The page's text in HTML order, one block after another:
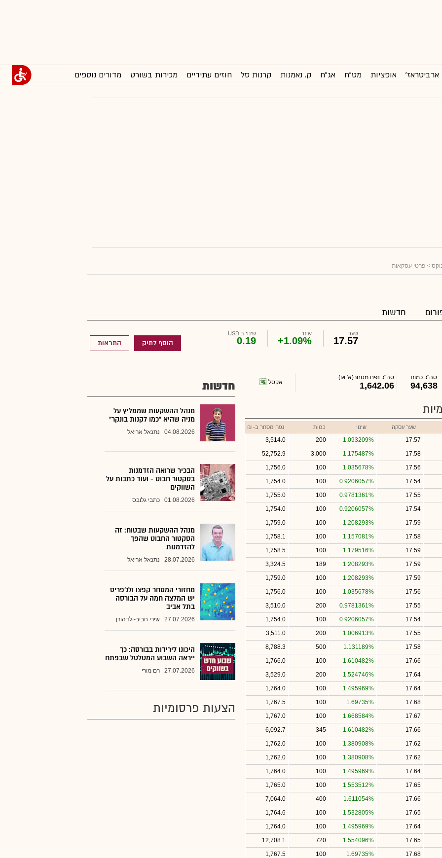
ארביטראז' אופציות מט"ח אג"ח ק. נאמנות קרנות סל חוזים עתידיים מכירות בשורט מדורים נוספים
> פרטי עסקאות
חדשות
שער
17.57
שינוי
+1.09%
שינוי ב USD
0.19 הוסף לתיק התראות
סה"כ כמות
94,638
סה"כ נפח מסחר(א' ₪)
1,642.06 אקסל
שער עסקה שינוי כמות נפח מסחר ב- ₪
17.57
1.093209%
200
3,514.0
17.58
1.175487%
3,000
52,752.9
17.56
1.035678%
100
1,756.0
17.54
0.9206057%
100
1,754.0
17.55
0.9781361%
100
1,755.0
17.54
0.9206057%
100
1,754.0
17.59
1.208293%
100
1,759.0
17.58
1.157081%
100
1,758.1
17.59
1.179516%
100
1,758.5
17.59
1.208293%
189
3,324.5
17.59
1.208293%
100
1,759.0
17.56
1.035678%
100
1,756.0
17.55
0.9781361%
200
3,510.0
17.54
0.9206057%
100
1,754.0
17.55
1.006913%
200
3,511.0
17.58
1.131189%
500
8,788.3
17.66
1.610482%
100
1,766.0
17.64
1.524746%
200
3,529.0
17.64
1.495969%
100
1,764.0
17.68
1.69735%
100
1,767.5
17.67
1.668584%
100
1,767.0
17.66
1.610482%
345
6,092.7
17.62
1.380908%
100
1,762.0
17.62
1.380908%
100
1,762.0
17.64
1.495969%
100
1,764.0
17.65
1.553512%
100
1,765.0
17.66
1.611054%
400
7,064.0
17.65
1.532805%
100
1,764.6
17.64
1.495969%
100
1,764.0
17.65
1.554096%
720
12,708.1
17.68
1.69735%
100
1,767.5
חדשות
מנהל ההשקעות שממליץ על
מניה שהיא "כמו לקנות בונקר"
04.08.2026 נתנאל אריאל
הבכיר שרואה הזדמנות
בסקטור חבוט - ועוד כתבות על
השווקים
01.08.2026 כתבי גלובס
מנהל ההשקעות שבטוח: זה
הסקטור החבוט שהפך
להזדמנות
28.07.2026 נתנאל אריאל
מחזורי המסחר קפצו ולג'פריס
יש המלצה חמה על הבורסה
בתל אביב
27.07.2026 שירי חביב-ולדהורן
היכונו לירידות בבורסה: כך
ייראה השבוע המטלטל שבפתח
27.07.2026 רם מורי
הצעות פרסומיות